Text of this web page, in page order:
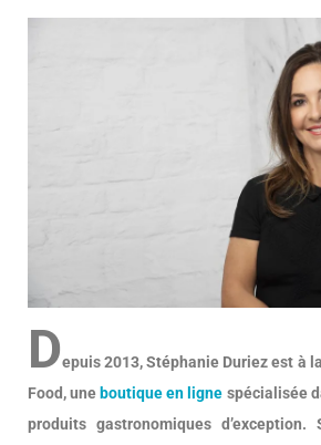
Depuis 2013, Stéphanie Duriez est à
Food, une boutique en ligne spécialisée
produits gastronomiques d’exception.